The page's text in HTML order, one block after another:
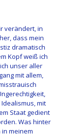
verändert, in
dass mein
dramatisch
Kopf weiß ich
unser aller
mit allem,
mit
Staat gedient
Was hinter
meinem